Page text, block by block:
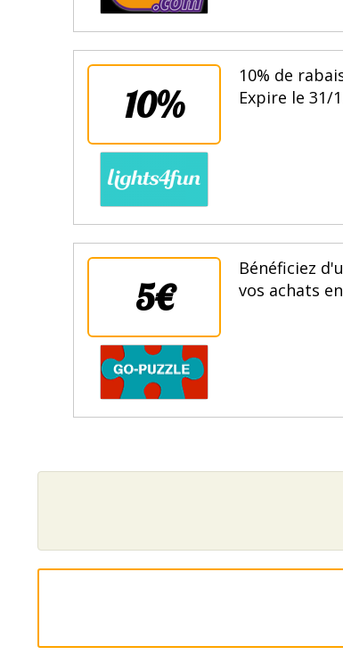
10%
10% de
Expire le 31/
5€
Bénéficiez
vos achats